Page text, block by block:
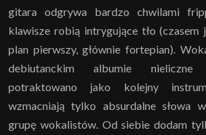
gitara odgrywa bardzo chwilami
klawisze robią intrygujące tło (czasem
plan pierwszy, głównie fortepian).
debiutanckim albumie
potraktowano jako kolejny
wzmacniają tylko absurdalne słowa
grupę wokalistów. Od siebie dodam